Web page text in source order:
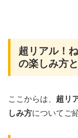
超リアル！
の楽しみ方
ここからは、 超リ
しみ方についてご